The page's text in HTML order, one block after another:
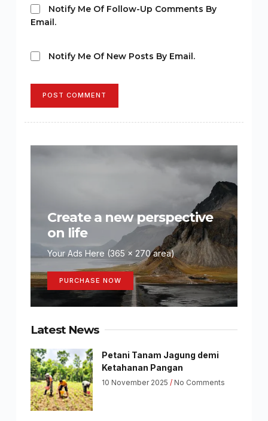
Notify Me Of Follow-Up Comments By
Email.
Notify Me Of New Posts By Email.
POST COMMENT
Create a new perspective
on life
Your Ads Here (365 x 270 area)
PURCHASE NOW
Latest News
Petani Tanam Jagung demi
Ketahanan Pangan
10 November 2025 No Comments